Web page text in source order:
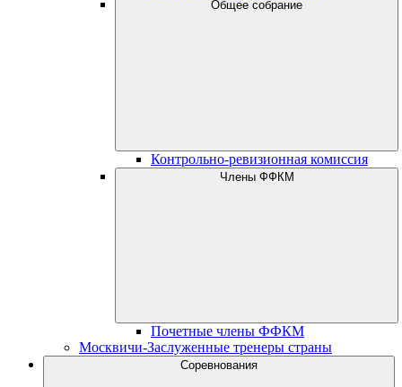
Общее собрание
Контрольно-ревизионная комиссия
Члены ФФКМ
Почетные члены ФФКМ
Москвичи-Заслуженные тренеры страны
Соревнования